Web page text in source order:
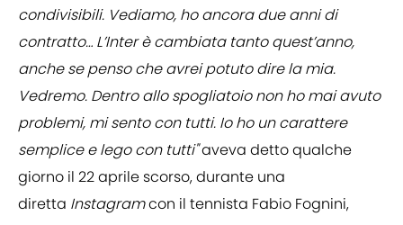
condivisibili. Vediamo, ho ancora due anni di
contratto… L’Inter è cambiata tanto quest’anno,
anche se penso che avrei potuto dire la mia.
Vedremo. Dentro allo spogliatoio non ho mai avuto
problemi, mi sento con tutti. Io ho un carattere
semplice e lego con tutti"aveva detto qualche
giorno il 22 aprile scorso, durante una
diretta Instagramcon il tennista Fabio Fognini,